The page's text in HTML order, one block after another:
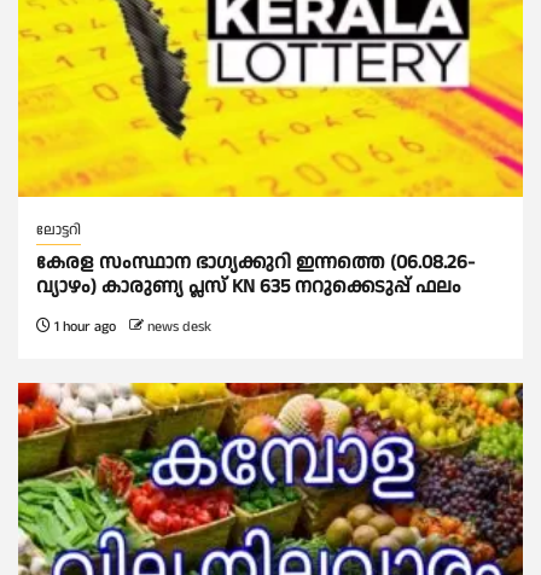
ലോട്ടറി
കേരള സംസ്ഥാന ഭാഗ്യക്കുറി ഇന്നത്തെ (06.08.26-
വ്യാഴം) കാരുണ്യ പ്ലസ് KN 635 നറുക്കെടുപ്പ് ഫലം
1 hour ago news desk